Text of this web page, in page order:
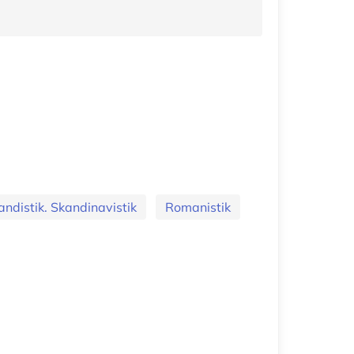
Skandinavistik Romanistik